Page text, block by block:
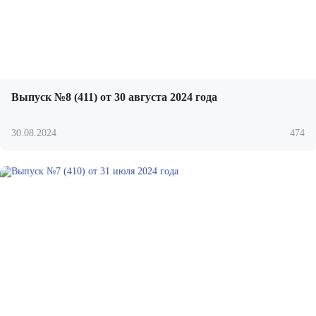
Выпуск №8 (411) от 30 августа 2024 года
30.08.2024 474